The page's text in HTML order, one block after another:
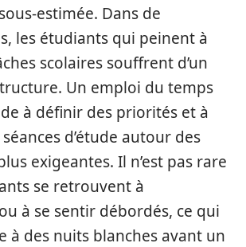
estimée. Dans de
les étudiants qui peinent à
scolaires souffrent d’un
Un emploi du temps
à définir des priorités et à
d’étude autour des
exigeantes. Il n’est pas rare
se retrouvent à
à se sentir débordés, ce qui
à des nuits blanches avant un